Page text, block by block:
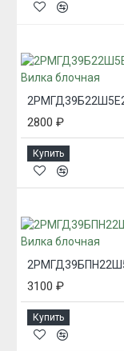
2800 ₽
Купить
3100 ₽
Купить